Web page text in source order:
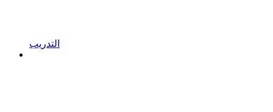
التدريب